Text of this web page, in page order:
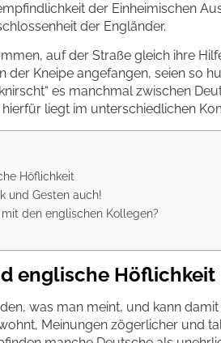
der Einheimischen
der Engländer.
auf der Straße gleich ihre
der Kneipe angefangen, seien so
es manchmal zwischen
liegt im unterschiedlichen
Höflichkeit
und Gesten auch!
den englischen Kollegen?
englische Höflichkeit
was man meint, und kann
Meinungen zögerlicher und